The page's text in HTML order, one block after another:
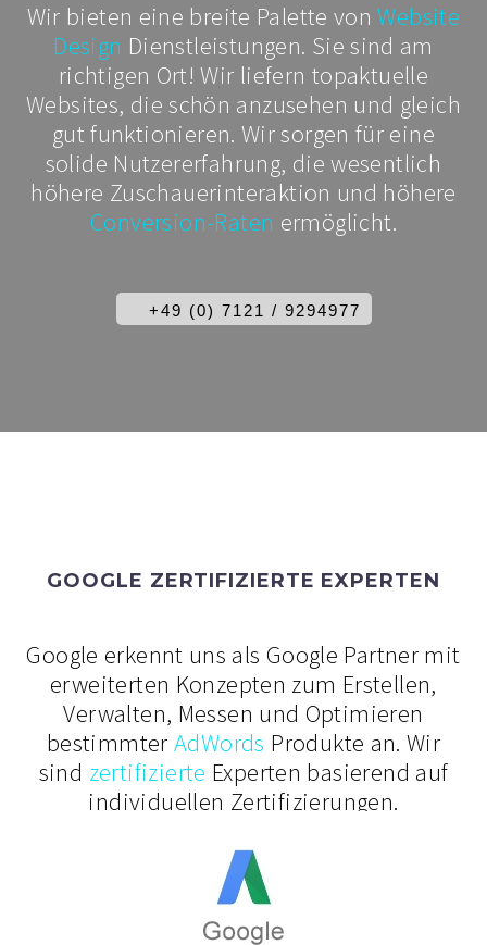
Wir bieten eine breite Palette von Website
Design Dienstleistungen. Sie sind am
richtigen Ort! Wir liefern topaktuelle
Websites, die schön anzusehen und gleich
gut funktionieren. Wir sorgen für eine
solide Nutzererfahrung, die wesentlich
höhere Zuschauerinteraktion und höhere
Conversion-Raten ermöglicht.
+49 (0) 7121 / 9294977
GOOGLE ZERTIFIZIERTE EXPERTEN
Google erkennt uns als Google Partner mit
erweiterten Konzepten zum Erstellen,
Verwalten, Messen und Optimieren
bestimmterAdWords Produkte an. Wir
sind zertifizierte Experten basierend auf
individuellen Zertifizierungen.